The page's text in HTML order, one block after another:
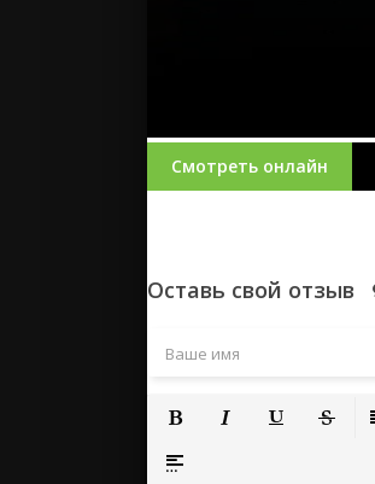
Смотреть онлайн
Оставь свой отзыв
Полужирный